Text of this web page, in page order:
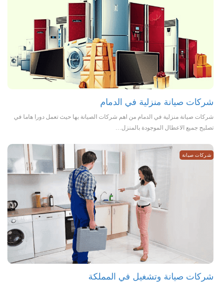
شركات صيانة منزلية في الدمام
شركات صيانة منزلية في الدمام من اهم شركات الصيانة بها حيث تعمل دورا هاما في
تصليح جميع الاعطال الموجودة بالمنزل…
شركات صيانة
شركات صيانة وتشغيل في المملكة